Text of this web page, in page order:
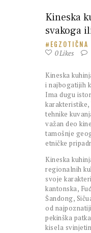
Kineska
svakoga
EGZOTIČNA
0Likes
Kineska
i najbogatijih
Ima dugu
tehnike
važan deo
tamošnje
etničke
Kineska
regionalnih
svoje
kantonska,
Šandong,
od
pekinška
kisela